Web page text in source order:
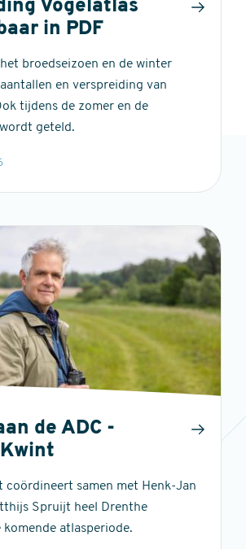
Vogelatlas
in PDF
broedseizoen en de winter
aantallen en verspreiding van
tijdens de zomer en de
geteld.
de ADC -
coördineert samen met Henk-Jan
Spruijt heel Drenthe
komende atlasperiode.